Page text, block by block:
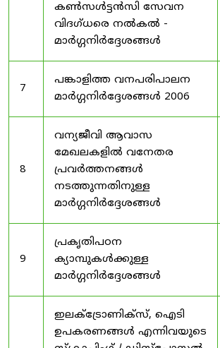
കൺസൾട്ടൻസി സേവന
വിദഗ്ധരെ നൽകൽ -
മാർഗ്ഗനിർദ്ദേശങ്ങൾ
7
പങ്കാളിത്ത വനപരിപാലന
മാർഗ്ഗനിർദ്ദേശങ്ങൾ 2006
8
വന്യജീവി ആവാസ
മേഖലകളിൽ വനേതര
പ്രവർത്തനങ്ങൾ
നടത്തുന്നതിനുള്ള
മാർഗ്ഗനിർദ്ദേശങ്ങൾ
9
പ്രകൃതിപഠന
ക്യാമ്പുകൾക്കുള്ള
മാർഗ്ഗനിർദ്ദേശങ്ങൾ
ഇലക്‌ട്രോണിക്‌സ്, ഐടി
ഉപകരണങ്ങൾ എന്നിവയുടെ